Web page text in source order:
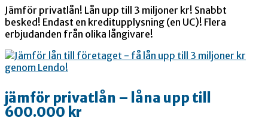
Jämför privatlån! Lån upp till 3 miljoner kr! Snabbt
besked! Endast en kreditupplysning (en UC)! Flera
erbjudanden från olika långivare!
jämför privatlån – låna upp till
600.000 kr